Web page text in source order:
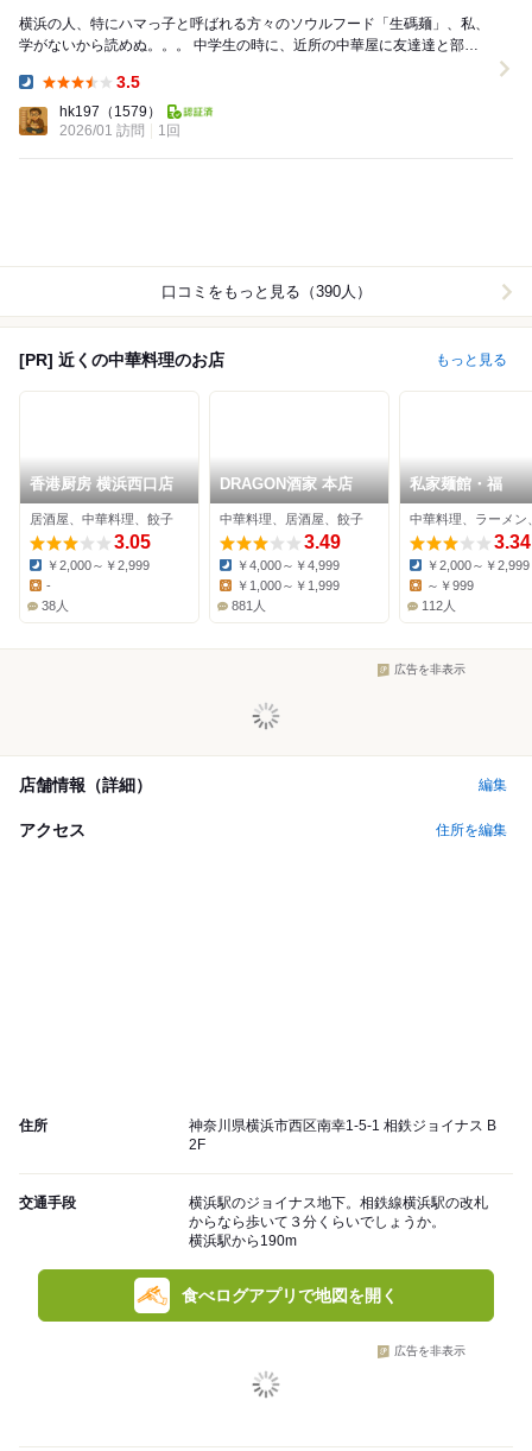
横浜の人、特にハマっ子と呼ばれる方々のソウルフード「生碼麺」、私、
学がないから読めぬ。。。 中学生の時に、近所の中華屋に友達達と部活
3.5
hk197 （1579）
2026/01 訪問
1回
口コミをもっと見る（390人）
[PR] 近くの中華料理のお店 もっと見る
香港厨房 横浜西口店
居酒屋、中華料理、餃子
3.05
Dinner:
￥2,000～￥2,999
Lunch:
-
38人
DRAGON酒家 本店
中華料理、居酒屋、餃子
3.49
Dinner:
￥4,000～￥4,999
￥1,000～￥1,999
881人
私家麺館・福
3.34
Dinner:
￥2,000～￥2,999
～￥999
112人
広告を非表示
店舗情報（詳細） 編集
アクセス 住所を編集
住所
神奈川県横浜市西区南幸1-5-1 相鉄ジョイナス B
2F
交通手段
横浜駅のジョイナス地下。相鉄線横浜駅の改札
からなら歩いて３分くらいでしょうか。
横浜駅から190m
食べログアプリで地図を開く
広告を非表示